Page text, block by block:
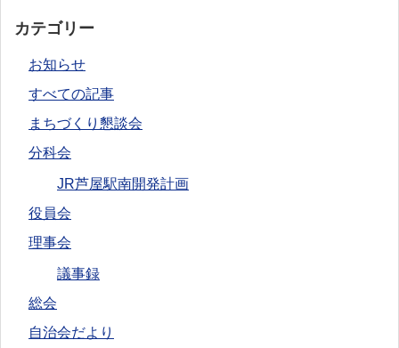
カテゴリー
お知らせ
すべての記事
まちづくり懇談会
分科会
JR芦屋駅南開発計画
役員会
理事会
議事録
総会
自治会だより